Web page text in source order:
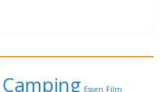
Camping Essen Film